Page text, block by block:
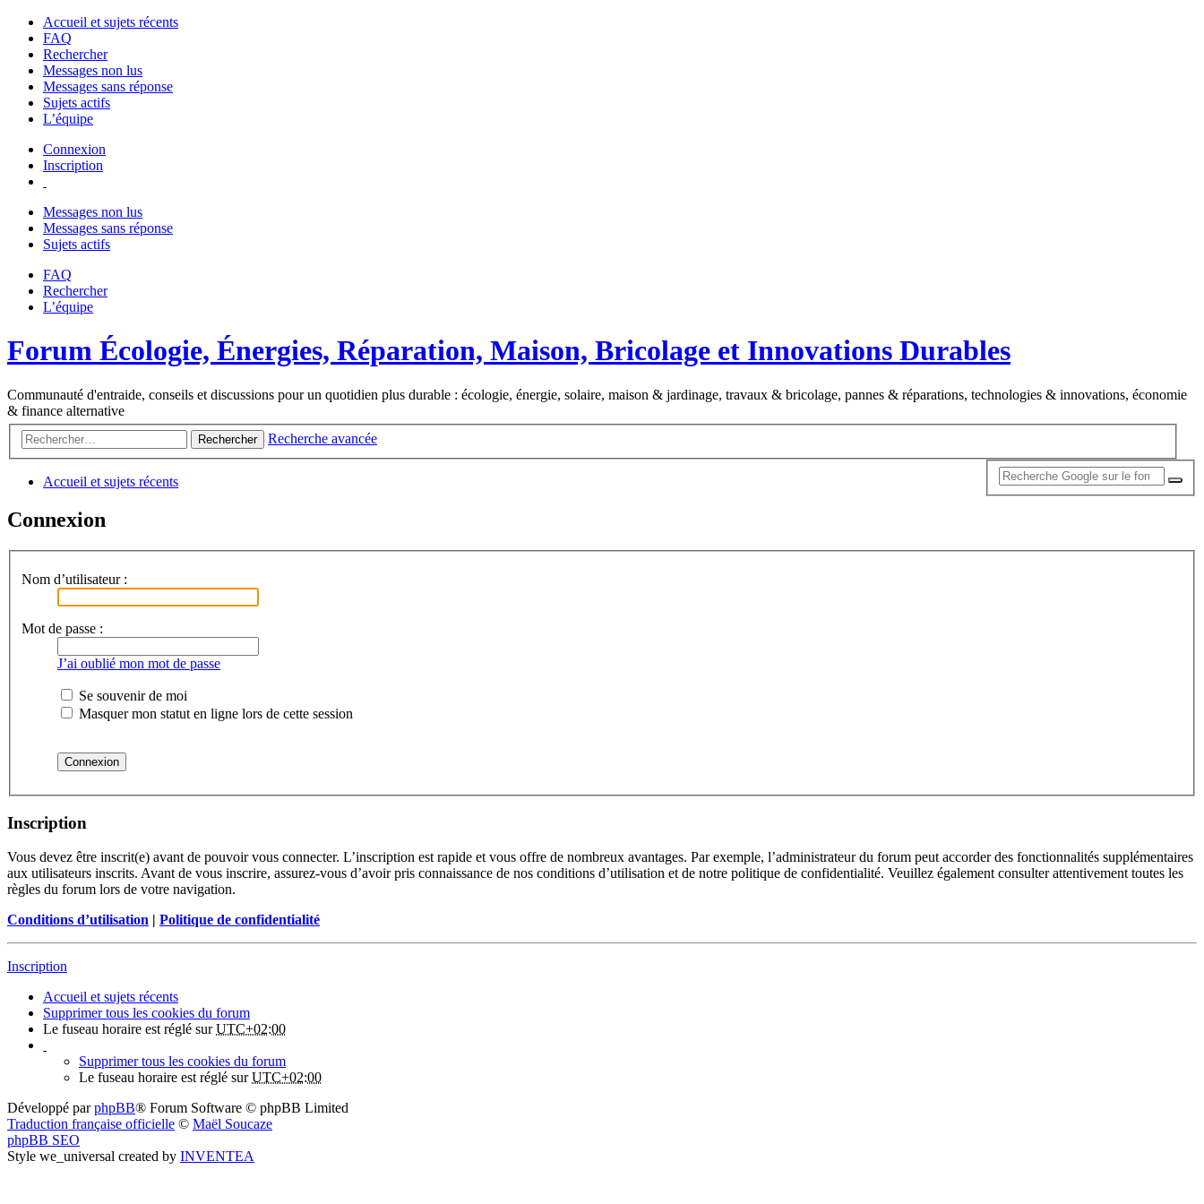
Accueil et sujets récents
FAQ
Rechercher
Messages non lus
Messages sans réponse
Sujets actifs
L’équipe
Connexion
Inscription
Messages non lus
Messages sans réponse
Sujets actifs
FAQ
Rechercher
L’équipe
Forum Écologie, Énergies, Réparation, Maison, Bricolage et Innovations Durables
Communauté d'entraide, conseils et discussions pour un quotidien plus durable : écologie, énergie, solaire, maison & jardinage, travaux & bricolage, pannes & réparations, technologies & innovations, économie
& finance alternative
Rechercher Recherche avancée
Accueil et sujets récents
Connexion
Nom d’utilisateur :
Mot de passe :
J’ai oublié mon mot de passe
Se souvenir de moi
Masquer mon statut en ligne lors de cette session
Inscription
Vous devez être inscrit(e) avant de pouvoir vous connecter. L’inscription est rapide et vous offre de nombreux avantages. Par exemple, l’administrateur du forum peut accorder des fonctionnalités supplémentaires
aux utilisateurs inscrits. Avant de vous inscrire, assurez-vous d’avoir pris connaissance de nos conditions d’utilisation et de notre politique de confidentialité. Veuillez également consulter attentivement toutes les
règles du forum lors de votre navigation.
Conditions d’utilisation | Politique de confidentialité
Inscription
Accueil et sujets récents
Supprimer tous les cookies du forum
Le fuseau horaire est réglé surUTC+02:00
Supprimer tous les cookies du forum
Le fuseau horaire est réglé surUTC+02:00
Développé parphpBB® Forum Software © phpBB Limited
Traduction française officielle © Maël Soucaze
phpBB SEO
Style we_universal created by INVENTEA